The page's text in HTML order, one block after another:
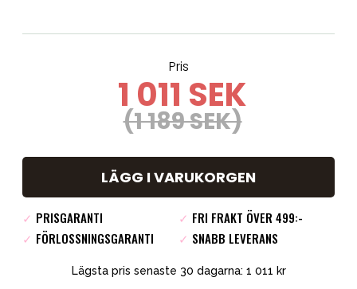
Pris
1 011 SEK
(1 189 SEK)
LÄGG I VARUKORGEN
✓ PRISGARANTI ✓ FRI FRAKT ÖVER 499:-
✓ FÖRLOSSNINGSGARANTI ✓ SNABB LEVERANS
Lägsta pris senaste 30 dagarna: 1 011 kr